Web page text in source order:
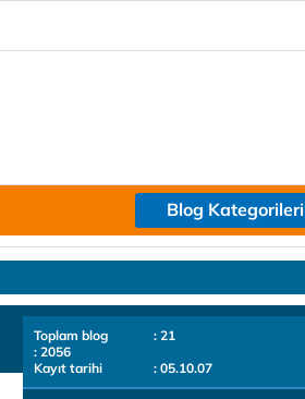
Blog Kategorileri
Toplam blog
: 21
: 2056
Kayıt tarihi
: 05.10.07